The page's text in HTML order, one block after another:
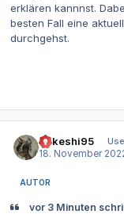
erklären kannnst.
besten Fall eine
durchgehst.
Takeshi95
18. November
AUTOR
vor 3 Minuten